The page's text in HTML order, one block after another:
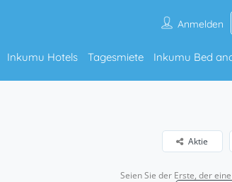
Anmelden
Inkumu Hotels Tagesmiete Inkumu Bed
Aktie
Seien Sie der Erste, der